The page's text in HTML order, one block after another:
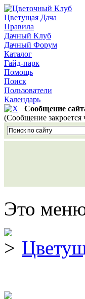
Цветущая Дача
Правила
Дачный Клуб
Дачный Форум
Каталог
Гайд-парк
Помощь
Поиск
Пользователи
Календарь
Сообщение
(Сообщение закроется
Это